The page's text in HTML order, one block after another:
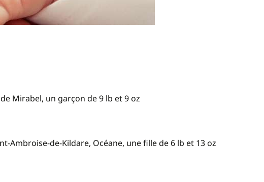
Mirabel, un garçon de 9 lb et 9 oz
Ambroise-de-Kildare, Océane, une fille de 6 lb et 13 oz